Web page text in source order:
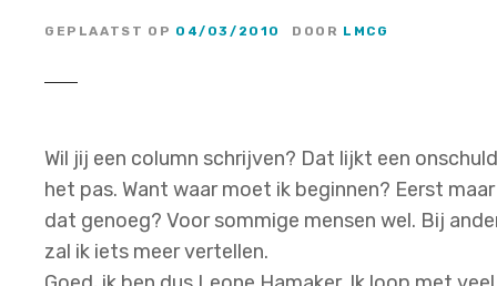
GEPLAATST OP 04/03/2010 DOOR LMCG
Wil jij een column schrijven? Dat lijkt een
het pas. Want waar moet ik beginnen? Eerst
dat genoeg? Voor sommige mensen wel. Bij
zal ik iets meer vertellen.